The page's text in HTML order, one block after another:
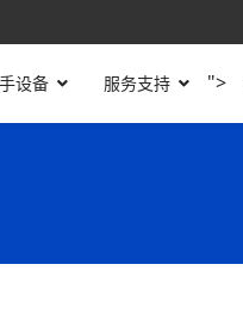
设备 服务支持 ">